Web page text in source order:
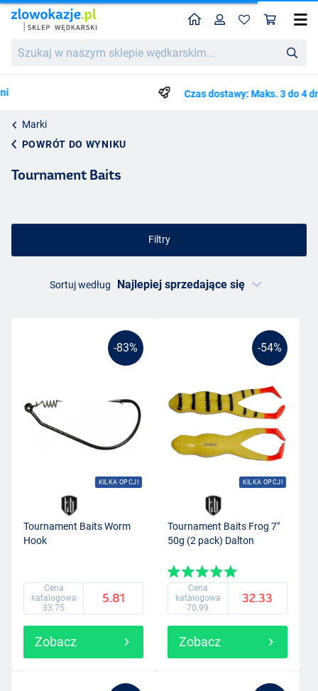
w
HomeProfil
Czas dostawy: Maks. 3 do 4 dni roboczych
Marki
POWRÓT DO WYNIKU
Tournament Baits
Filtry
Sortuj według
-83%
KILKA OPCJI
Tournament Baits Worm
Hook
Cena
katalogowa
33.75
5.81
Zobacz
-54%
KILKA OPCJI
Tournament Baits Frog 7"
50g (2 pack) Dalton
Cena
katalogowa
70.99
32.33
Zobacz